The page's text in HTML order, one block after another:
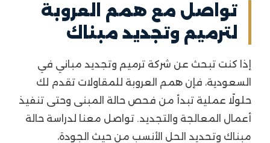
تواصل مع همم العروبة
لترميم وتجديد مبناك
إذا كنت تبحث عن شركة ترميم وتجديد مباني في
السعودية، فإن همم العروبة للمقاولات تقدم لك
حلولًا عملية تبدأ من فحص حالة المبنى وحتى تنفيذ
أعمال المعالجة والتجديد. تواصل معنا لدراسة حالة
مبناك وتحديد الحل الأنسب من حيث الجودة،